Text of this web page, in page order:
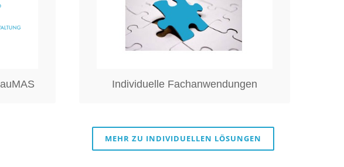
Individuelle Fachanwendungen
stehen im Mittelpunkt bei unseren
Individualentwicklungen. Wir
übersetzen diese in eine
anwenderorientierte Softwarelösung.
MEHR ZU INDIVIDUELLEN LÖSUNGEN